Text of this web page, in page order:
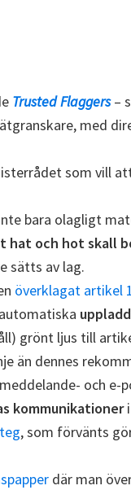
Trusted Flaggers–
med
som vill
bara olagligt
hat och hot skall
sätts av lag.
överklagat artikel
grönt ljus till
än dennes
och e-
kommunikationeri
, som förvänts
där man